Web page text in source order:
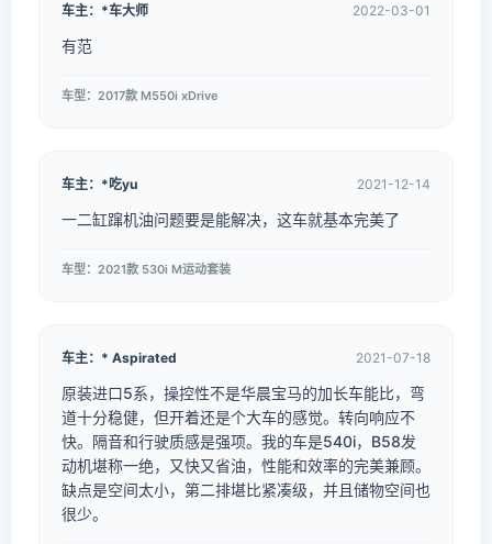
车主：*车大师 2022-03-01
有范
车型：2017款 M550i xDrive
车主：*吃yu 2021-12-14
一二缸蹿机油问题要是能解决，这车就基本完美了
车型：2021款 530i M运动套装
车主：* Aspirated 2021-07-18
原装进口5系，操控性不是华晨宝马的加长车能比，弯
道十分稳健，但开着还是个大车的感觉。转向响应不
快。隔音和行驶质感是强项。我的车是540i，B58发
动机堪称一绝，又快又省油，性能和效率的完美兼顾。
缺点是空间太小，第二排堪比紧凑级，并且储物空间也
很少。